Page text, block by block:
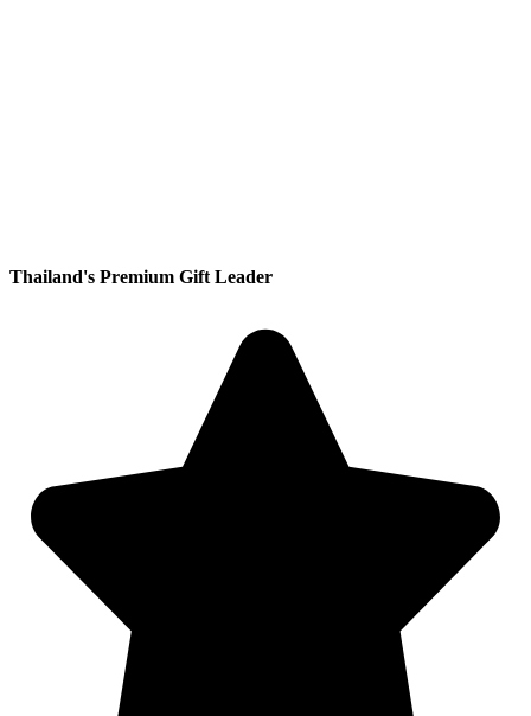
Thailand's Premium Gift Leader